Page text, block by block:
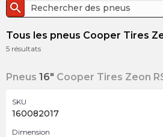
search
Tous les pneus Cooper Tires
5 résultats
Pneus 16" Cooper Tires Zeon
SKU
160082017
Dimension